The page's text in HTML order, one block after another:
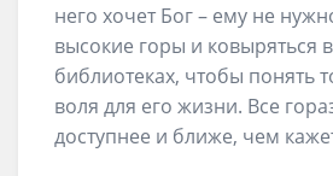
него хочет Бог – ему не
высокие горы и ковыряться
библиотеках, чтобы понять
воля для его жизни. Все
доступнее и ближе, чем